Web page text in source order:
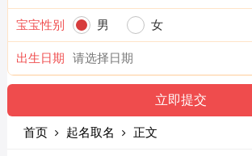
宝宝性别 男 女
出生日期
首页 起名取名 正文